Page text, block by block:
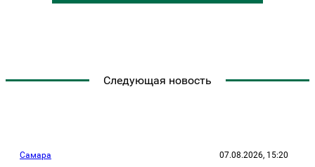
Следующая новость
Самара 07.08.2026, 15:20